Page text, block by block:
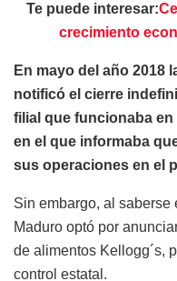
Te puede interesar:
crecimiento
En mayo del año 2018
notificó el cierre
filial que funcionaba en
en el que informaba
sus operaciones en el
Sin embargo, al
Maduro optó por
de alimentos Kellogg´s,
control estatal.